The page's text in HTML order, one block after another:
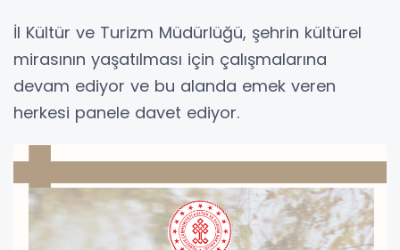
İl Kültür ve Turizm Müdürlüğü, şehrin kültürel
mirasının yaşatılması için çalışmalarına
devam ediyor ve bu alanda emek veren
herkesi panele davet ediyor.